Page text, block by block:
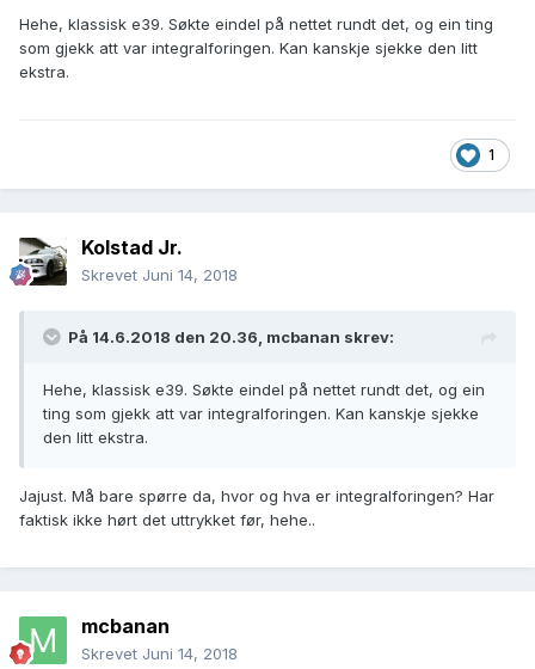
Hehe, klassisk e39. Søkte eindel på nettet rundt det, og ein ting
som gjekk att var integralforingen. Kan kanskje sjekke den litt
ekstra.
1
Kolstad Jr.
Skrevet Juni 14, 2018
På 14.6.2018 den 20.36, mcbanan skrev:
Hehe, klassisk e39. Søkte eindel på nettet rundt det, og ein
ting som gjekk att var integralforingen. Kan kanskje sjekke
den litt ekstra.
Jajust. Må bare spørre da, hvor og hva er integralforingen? Har
faktisk ikke hørt det uttrykket før, hehe..
mcbanan
Skrevet Juni 14, 2018